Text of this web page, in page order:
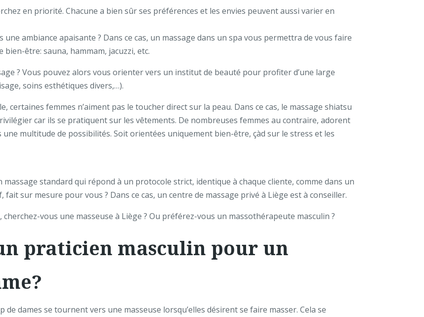
en priorité. Chacune a bien sûr ses préférences et les envies peuvent aussi varier en
ambiance apaisante ? Dans ce cas, un massage dans un spa vous permettra de vous faire
être: sauna, hammam, jacuzzi, etc.
? Vous pouvez alors vous orienter vers un institut de beauté pour profiter d’une large
soins esthétiques divers,…).
certaines femmes n’aiment pas le toucher direct sur la peau. Dans ce cas, le massage shiatsu
car ils se pratiquent sur les vêtements. De nombreuses femmes au contraire, adorent
une multitude de possibilités. Soit orientées uniquement bien-être, çàd sur le stress et les
standard qui répond à un protocole strict, identique à chaque cliente, comme dans un
sur mesure pour vous ? Dans ce cas, un centre de massage privé à Liège est à conseiller.
vous une masseuse à Liège ? Ou préférez-vous un massothérapeute masculin ?
praticien masculin pour un
dames se tournent vers une masseuse lorsqu’elles désirent se faire masser. Cela se